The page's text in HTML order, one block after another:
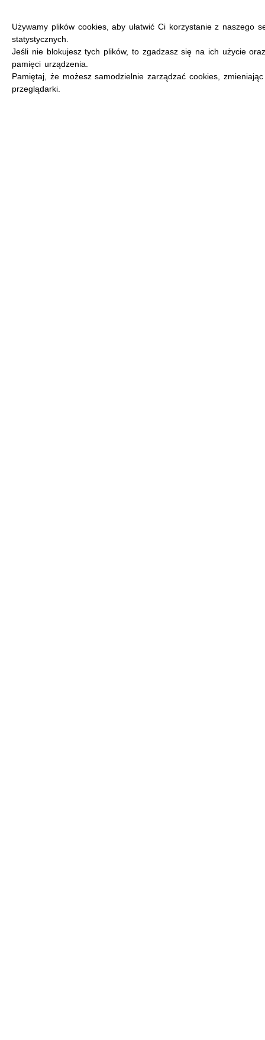
Używamy plików cookies, aby ułatwić Ci korzystanie z naszego
statystycznych.
Jeśli nie blokujesz tych plików, to zgadzasz się na ich użycie
pamięci urządzenia.
Pamiętaj, że możesz samodzielnie zarządzać cookies,
przeglądarki.
MENU